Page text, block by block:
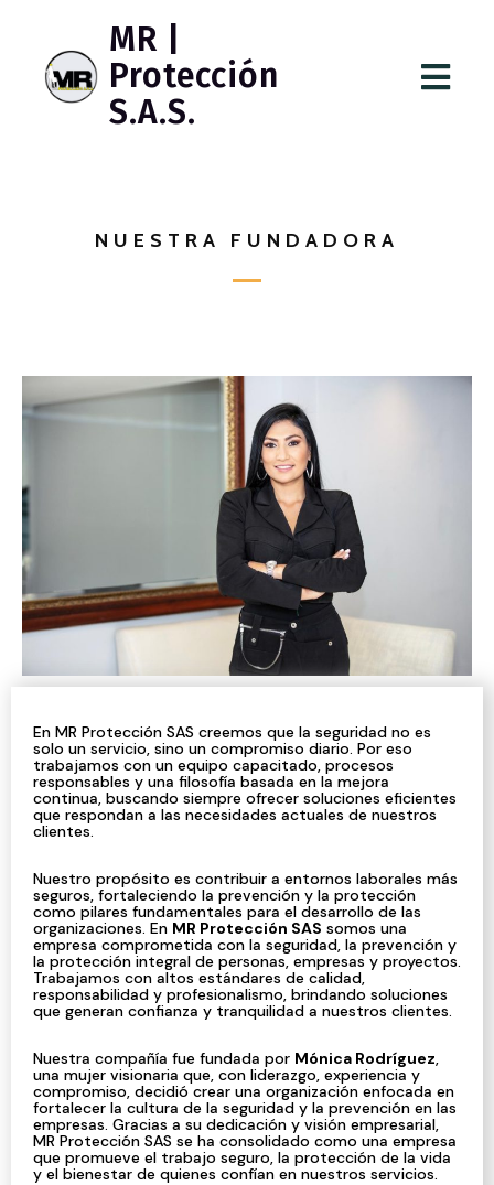
MR |
Protección
S.A.S.
NUESTRA FUNDADORA
En MR Protección SAS creemos que la seguridad no es
solo un servicio, sino un compromiso diario. Por eso
trabajamos con un equipo capacitado, procesos
responsables y una filosofía basada en la mejora
continua, buscando siempre ofrecer soluciones eficientes
que respondan a las necesidades actuales de nuestros
clientes.
Nuestro propósito es contribuir a entornos laborales más
seguros, fortaleciendo la prevención y la protección
como pilares fundamentales para el desarrollo de las
organizaciones. En MR Protección SAS somos una
empresa comprometida con la seguridad, la prevención y
la protección integral de personas, empresas y proyectos.
Trabajamos con altos estándares de calidad,
responsabilidad y profesionalismo, brindando soluciones
que generan confianza y tranquilidad a nuestros clientes.
Nuestra compañía fue fundada por Mónica Rodríguez,
una mujer visionaria que, con liderazgo, experiencia y
compromiso, decidió crear una organización enfocada en
fortalecer la cultura de la seguridad y la prevención en las
empresas. Gracias a su dedicación y visión empresarial,
MR Protección SAS se ha consolidado como una empresa
que promueve el trabajo seguro, la protección de la vida
y el bienestar de quienes confían en nuestros servicios.